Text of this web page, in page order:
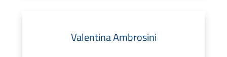
Valentina Ambrosini